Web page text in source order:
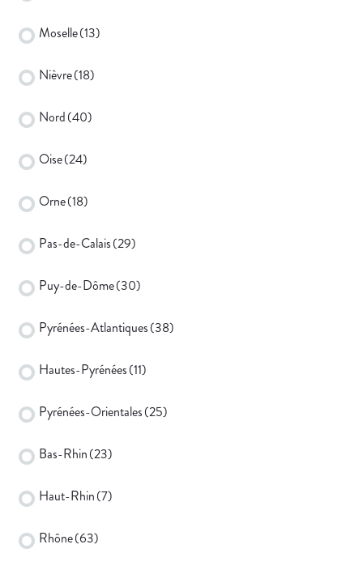
Moselle(13)
Nièvre(18)
Nord(40)
Oise(24)
Orne(18)
Pas-de-Calais(29)
Puy-de-Dôme(30)
Pyrénées-Atlantiques(38)
Hautes-Pyrénées(11)
Pyrénées-Orientales(25)
Bas-Rhin(23)
Haut-Rhin(7)
Rhône(63)